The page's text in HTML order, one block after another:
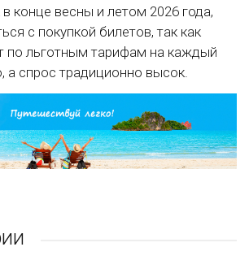
конце весны и летом 2026 года,
с покупкой билетов, так как
по льготным тарифам на каждый
а спрос традиционно высок.